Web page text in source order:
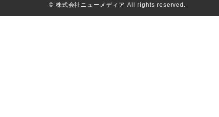
© 株式会社ニューメディア All rights reserved.